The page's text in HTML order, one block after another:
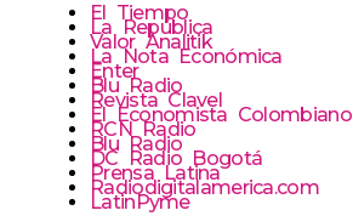
El Tiempo
La República
Valor Analitik
La Nota Económica
Enter
Blu Radio
Revista Clavel
El Economista Colombiano
RCN Radio
Blu Radio
DC Radio Bogotá
Prensa Latina
Radiodigitalamerica.com
LatinPyme